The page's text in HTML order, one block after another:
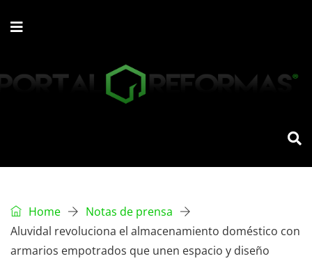
Home
Notas de prensa
Aluvidal revoluciona el almacenamiento doméstico con
armarios empotrados que unen espacio y diseño